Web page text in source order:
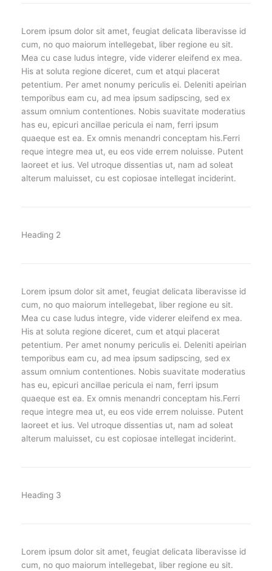
Lorem ipsum dolor sit amet, feugiat delicata liberavisse id
cum, no quo maiorum intellegebat, liber regione eu sit.
Mea cu case ludus integre, vide viderer eleifend ex mea.
His at soluta regione diceret, cum et atqui placerat
petentium. Per amet nonumy periculis ei. Deleniti apeirian
temporibus eam cu, ad mea ipsum sadipscing, sed ex
assum omnium contentiones. Nobis suavitate moderatius
has eu, epicuri ancillae pericula ei nam, ferri ipsum
quaeque est ea. Ex omnis menandri conceptam his.Ferri
reque integre mea ut, eu eos vide errem noluisse. Putent
laoreet et ius. Vel utroque dissentias ut, nam ad soleat
alterum maluisset, cu est copiosae intellegat inciderint.
Heading 2
Lorem ipsum dolor sit amet, feugiat delicata liberavisse id
cum, no quo maiorum intellegebat, liber regione eu sit.
Mea cu case ludus integre, vide viderer eleifend ex mea.
His at soluta regione diceret, cum et atqui placerat
petentium. Per amet nonumy periculis ei. Deleniti apeirian
temporibus eam cu, ad mea ipsum sadipscing, sed ex
assum omnium contentiones. Nobis suavitate moderatius
has eu, epicuri ancillae pericula ei nam, ferri ipsum
quaeque est ea. Ex omnis menandri conceptam his.Ferri
reque integre mea ut, eu eos vide errem noluisse. Putent
laoreet et ius. Vel utroque dissentias ut, nam ad soleat
alterum maluisset, cu est copiosae intellegat inciderint.
Heading 3
Lorem ipsum dolor sit amet, feugiat delicata liberavisse id
cum, no quo maiorum intellegebat, liber regione eu sit.